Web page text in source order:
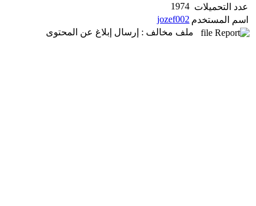
عدد التحميلات 1974
اسم المستخدم jozef002
ملف مخالف : إرسال إبلاغ عن المحتوى